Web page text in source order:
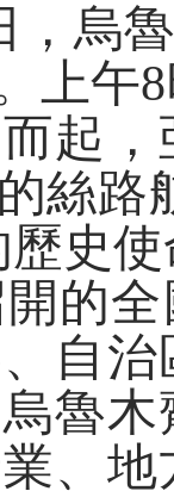
烏
上午
起
絲路
歷史
的全
自
魯
、